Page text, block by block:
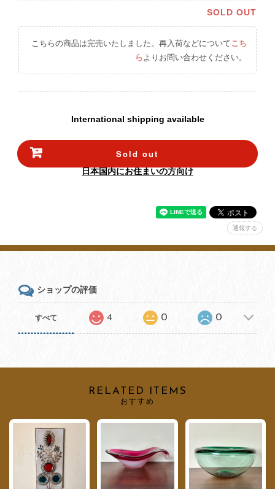
SOLD OUT
こちらの商品は完売いたしました。再入荷などについてこち
ら よりお問い合わせください。
International shipping available
Sold out
日本国内にお住まいの方向け
通報する
ショップの評価
すべて 4 0 0
RELATED ITEMS
おすすめ